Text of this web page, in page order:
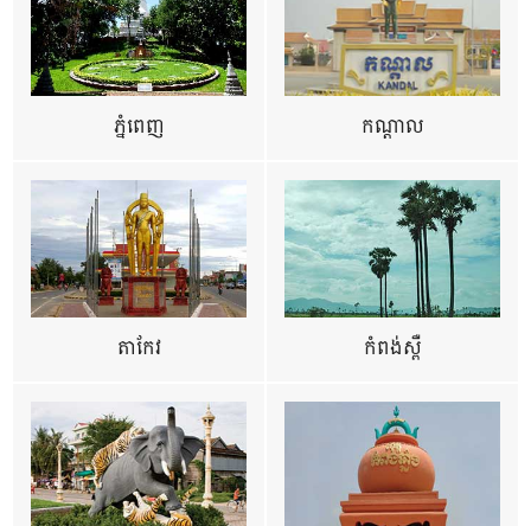
ភ្នំពេញ កណ្តាល
តាកែវ កំពង់ស្ពឺ